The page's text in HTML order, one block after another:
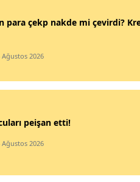
para çekp nakde mi çevirdi?
Ağustos 2026
peişan etti!
Ağustos 2026